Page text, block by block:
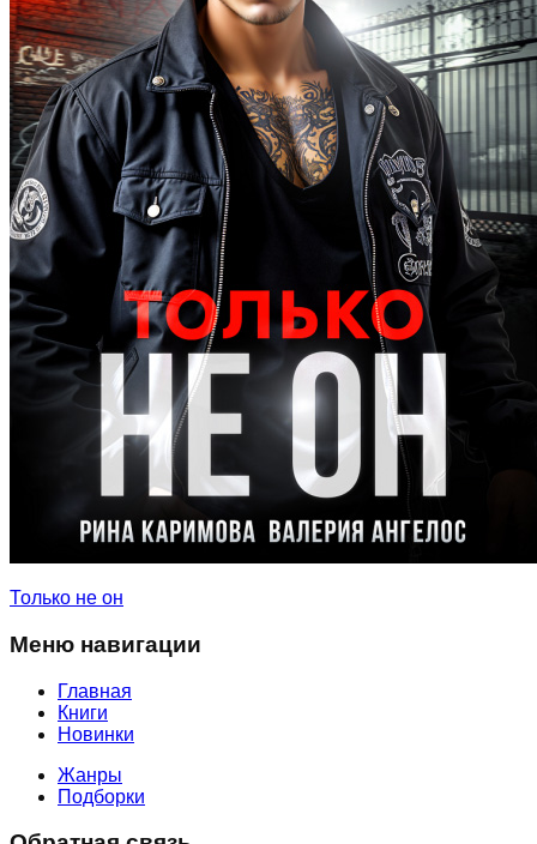
Только не он
Меню навигации
Главная
Книги
Новинки
Жанры
Подборки